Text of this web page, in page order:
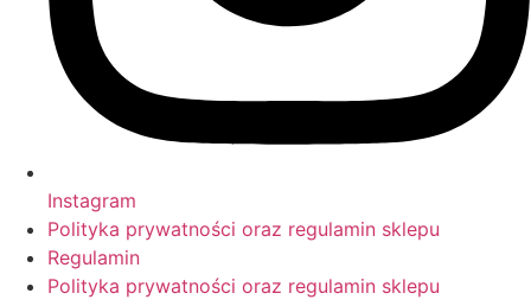
Instagram
Polityka prywatności oraz regulamin sklepu
Regulamin
Polityka prywatności oraz regulamin sklepu